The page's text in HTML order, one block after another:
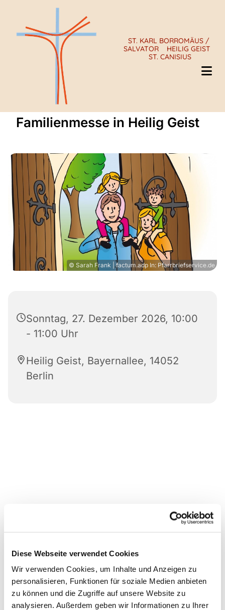
Diese Webseite verwendet Cookies
Wir verwenden Cookies, um Inhalte und Anzeigen zu
personalisieren, Funktionen für soziale Medien anbieten
zu können und die Zugriffe auf unsere Website zu
analysieren. Außerdem geben wir Informationen zu Ihrer
ST. KARL BORROMÄUS /
SALVATOR
HEILIG GEIST
ST. CANISIUS
Familienmesse in Heilig Geist
© Sarah Frank | factum.adp In: Pfarrbriefservice.de
Sonntag, 27. Dezember 2026, 10:00
- 11:00 Uhr
Heilig Geist, Bayernallee, 14052
Berlin